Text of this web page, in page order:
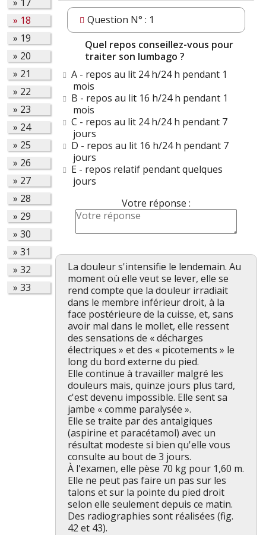
» 18
» 19
» 20
» 21
» 22
» 23
» 24
» 25
» 26
» 27
» 28
» 29
» 30
» 31
» 32
» 33
Question N° : 1
Quel repos conseillez-vous pour
traiter son lumbago ?
A - repos au lit 24 h/24 h pendant 1
mois
B - repos au lit 16 h/24 h pendant 1
mois
C - repos au lit 24 h/24 h pendant 7
jours
D - repos au lit 16 h/24 h pendant 7
jours
E - repos relatif pendant quelques
jours
Votre réponse :
La douleur s'intensifie le lendemain. Au
moment où elle veut se lever, elle se
rend compte que la douleur irradiait
dans le membre inférieur droit, à la
face postérieure de la cuisse, et, sans
avoir mal dans le mollet, elle ressent
des sensations de « décharges
électriques » et des « picotements » le
long du bord externe du pied.
Elle continue à travailler malgré les
douleurs mais, quinze jours plus tard,
c'est devenu impossible. Elle sent sa
jambe « comme paralysée ».
Elle se traite par des antalgiques
(aspirine et paracétamol) avec un
résultat modeste si bien qu'elle vous
consulte au bout de 3 jours.
À l'examen, elle pèse 70 kg pour 1,60 m.
Elle ne peut pas faire un pas sur les
talons et sur la pointe du pied droit
selon elle seulement depuis ce matin.
Des radiographies sont réalisées (fig.
42 et 43).